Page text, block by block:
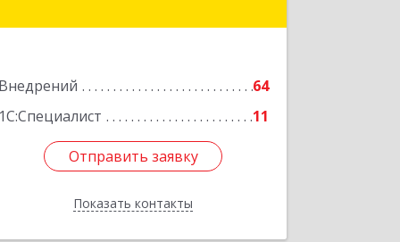
Внедрений
64
1С:Специалист
11
Отправить заявку
Показать контакты
Отправить заявку
Назад